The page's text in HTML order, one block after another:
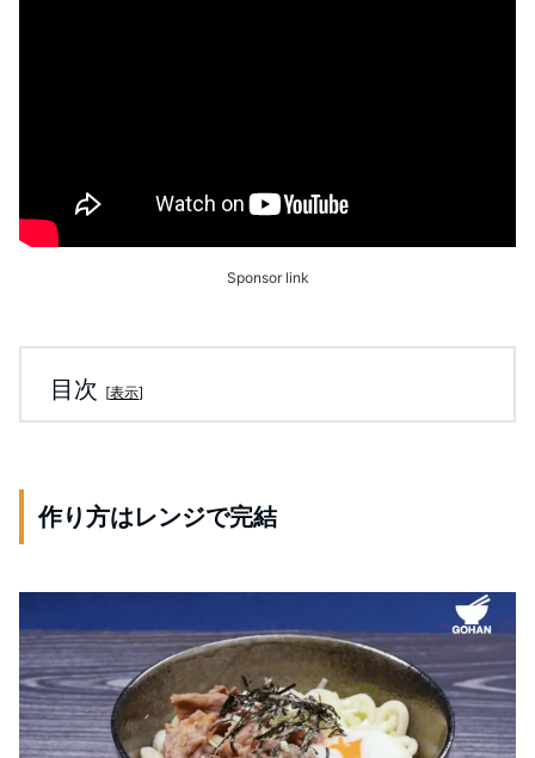
Sponsor link
目次 [表示]
作り方はレンジで完結